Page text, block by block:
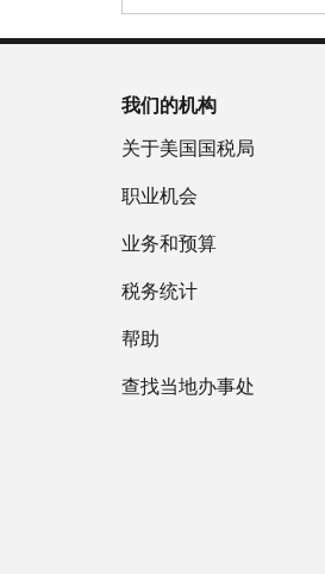
我们的机构
关于美国国税局
职业机会
业务和预算
税务统计
帮助
查找当地办事处